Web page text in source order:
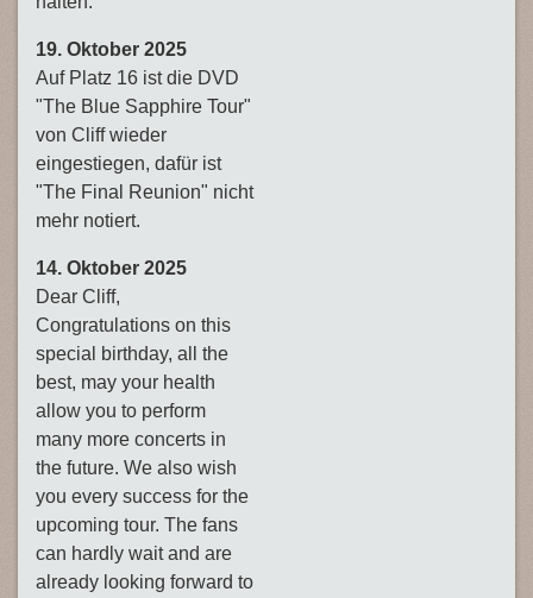
19. Oktober 2025
Auf Platz 16 ist die DVD
"The Blue Sapphire Tour"
von Cliff wieder
eingestiegen, dafür ist
"The Final Reunion" nicht
mehr notiert.
14. Oktober 2025
Dear Cliff,
Congratulations on this
special birthday, all the
best, may your health
allow you to perform
many more concerts in
the future. We also wish
you every success for the
upcoming tour. The fans
can hardly wait and are
already looking forward to